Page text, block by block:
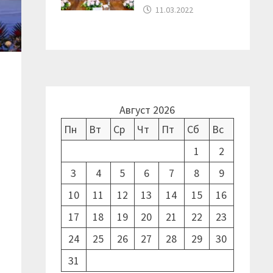
11.03.2022
Август 2026
Пн
Вт Ср Чт Пт Сб
Вс
1
2
3
4 5 6 7 8
9
10
11 12 13 14 15
16
17
18 19 20 21 22
23
24
25 26 27 28 29
30
31